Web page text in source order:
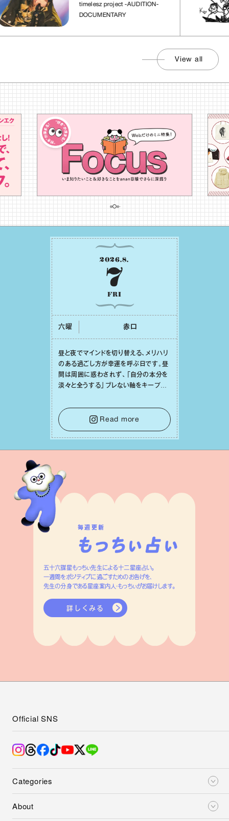
timelesz project -AUDITION-
DOCUMENTARY
View all
2026.8.
7
FRI
六曜 ⾚⼝
昼と夜でマインドを切り替える、メリハリ
のある過ごし⽅が幸運を呼ぶ⽇です。昼
間は周囲に惑わされず、「⾃分の本分を
淡々と全うする」ブレない軸をキープし
⾔葉に流されないよう、⼼にしっかりブ
レーキをかけること。この意識の切り替
えが、あなたに確かな安⼼感をもたらす
はずです。
Read more
毎週更新
五十六謀星もっちぃ先生による十二星座占い。
一週間をポジティブに過ごすためのお告げを、
先生の分身である星座案内人・もっちぃがお届けします。
詳しくみる
Categories
About
Official SNS